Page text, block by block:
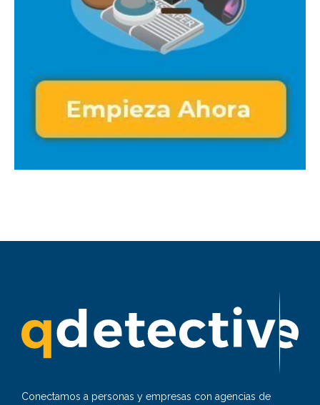
Conectamos a personas y empresas con agencias de